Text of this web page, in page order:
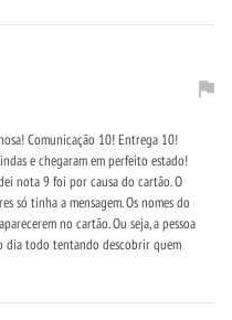
Comunicação 10! Entrega 10!
e chegaram em perfeito estado!
nota 9 foi por causa do cartão. O
só tinha a mensagem. Os nomes do
no cartão. Ou seja, a pessoa
dia todo tentando descobrir quem